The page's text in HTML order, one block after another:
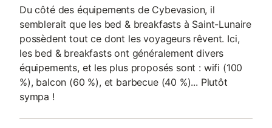
Du côté des équipements de Cybevasion, il
semblerait que les bed & breakfasts à Saint-Lunaire
possèdent tout ce dont les voyageurs rêvent. Ici,
les bed & breakfasts ont généralement divers
équipements, et les plus proposés sont : wifi (100
%), balcon (60 %), et barbecue (40 %)... Plutôt
sympa !